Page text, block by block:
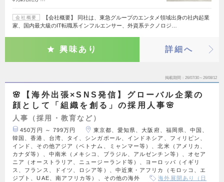
会社概要
【会社概要】 同社は、東急グループのエンタメ領域出身の社内起業
家、国内最大級のIT転職系インフルエンサー、外資系テクノロジ…
興味あり 詳細へ
掲載期間 26/07/30～26/08/12
🌸【海外出張×SNS発信】グローバル企業の
顔として「組織を創る」の採用人事🌸
人事（採用・教育など）
450万円 ～ 799万円
東京都、愛知県、大阪府、福岡県、中国、
韓国、香港、台湾、タイ、シンガポール、インドネシア、フィリピン、
インド、その他アジア（ベトナム、ミャンマー等）、北米（アメリカ、
カナダ等）、中南米（メキシコ、ブラジル、アルゼンチン等）、オセア
ニア（オーストラリア、ニュージーランド等）、ヨーロッパ（イギリ
ス、フランス、ドイツ、ロシア等）、中近東・アフリカ（モロッコ、エ
ジプト、UAE、南アフリカ等）、その他の海外
海外展開あり（日